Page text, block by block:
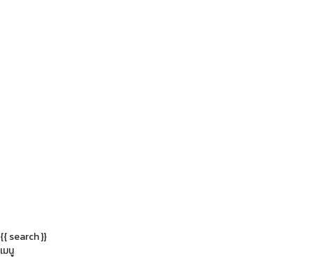
{{ search }}
เมนู